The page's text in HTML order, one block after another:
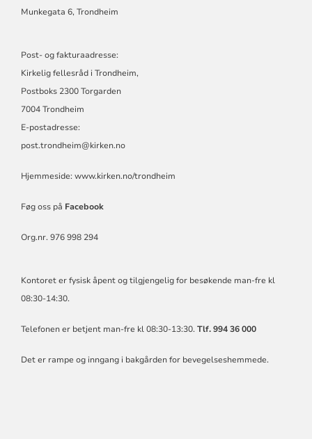
Munkegata 6, Trondheim
Post- og fakturaadresse:
Kirkelig fellesråd i Trondheim,
Postboks 2300 Torgarden
7004 Trondheim
E-postadresse:
post.trondheim@kirken.no
Hjemmeside: www.kirken.no/trondheim
Føg oss på Facebook
Org.nr. 976 998 294
Kontoret er fysisk åpent og tilgjengelig for besøkende man-fre kl
08:30-14:30.
Telefonen er betjent man-fre kl 08:30-13:30. Tlf. 994 36 000
Det er rampe og inngang i bakgården for bevegelseshemmede.